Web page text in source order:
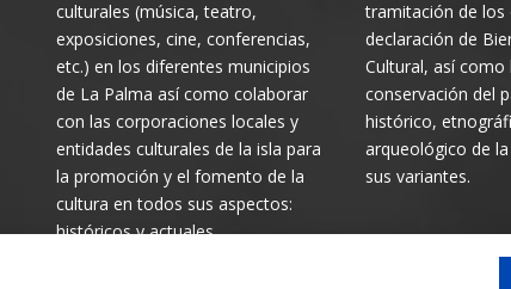
culturales (música, teatro,
exposiciones, cine, conferencias,
etc.) en los diferentes municipios
de La Palma así como colaborar
con las corporaciones locales y
entidades culturales de la isla para
la promoción y el fomento de la
cultura en todos sus aspectos:
históricos y actuales
tramitación de los
declaración de
Cultural, así
conservación del
histórico,
arqueológico de
sus variantes.